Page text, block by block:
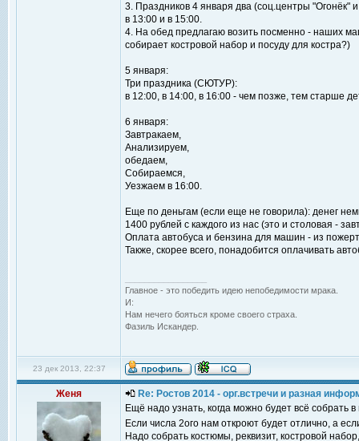
3. Праздников 4 января два (соц.центры "Огонёк"
в 13:00 и в 15:00.
4. На обед предлагаю возить посменно - наших
собирает костровой набор и посуду для костра?)
5 января:
Три праздника (СЮТУР):
в 12:00, в 14:00, в 16:00 - чем позже, тем старше
6 января:
Завтракаем,
Анализируем,
обедаем,
Собираемся,
Уезжаем в 16:00.
Еще по деньгам (если еще не говорила): денег
1400 рублей с каждого из нас (это и столовая -
Оплата автобуса и бензина для машин - из
Также, скорее всего, понадобится оплачивать
Главное - это победить идею непобедимости мрака.
И:
Нам нечего бояться кроме своего страха.
Фазиль Искандер.
23 дек 2013, 22:37
Женя
Re: Ростов 2014 - орг.встречи и разная
Ещё надо узнать, когда можно будет всё собрать
Если числа 2ого нам откроют будет отлично, а
Надо собрать костюмы, реквизит, костровой